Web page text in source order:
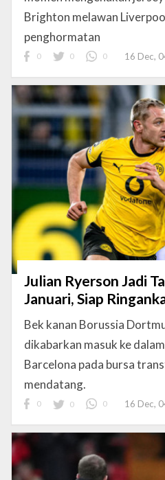
Brighton melawan
penghormatan
0 0 0 16 Dec,
Julian Ryerson Jadi
Januari, Siap
Bek kanan Borussia
dikabarkan masuk ke
Barcelona pada bursa
mendatang.
0 0 0 16 Dec,